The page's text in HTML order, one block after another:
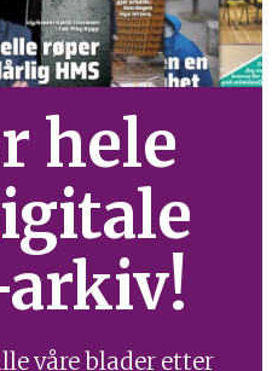
hele
våre blader etter